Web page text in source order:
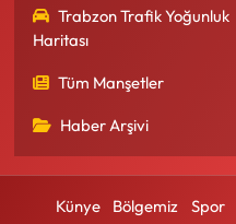
Trabzon Trafik Yoğunluk
Haritası
Tüm Manşetler
Haber Arşivi
Künye Bölgemiz Spor